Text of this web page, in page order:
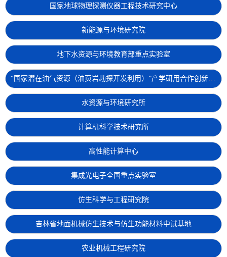
国家地球物理探测仪器工程技术研究中心
新能源与环境研究院
地下水资源与环境教育部重点实验室
水资源与环境研究所
计算机科学技术研究所
高性能计算中心
集成光电子全国重点实验室
仿生科学与工程研究院
吉林省地面机械仿生技术与仿生功能材料中试基地
农业机械工程研究院